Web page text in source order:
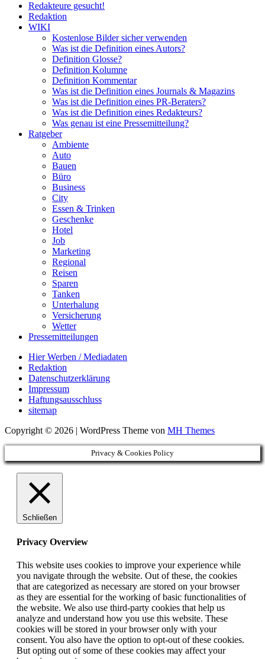
Redakteure gesucht!
Redaktion
WIKI
Kostenlose Bilder sicher verwenden
Was ist die Definition eines Autors?
Definition Glosse?
Definition Kolumne
Definition Kommentar
Was ist die Definition eines Journals & Magazins
Was ist die Definition eines PR-Beraters?
Was ist die Definition eines Redakteurs?
Was genau ist eine Pressemitteilung?
Ratgeber
Ambiente
Auto
Bauen
Büro
Business
City
Essen & Trinken
Geschenke
Hotel
Job
Marketing
Regional
Reisen
Sparen
Tanken
Unterhalung
Versicherung
Wetter
Pressemitteilungen
Hier Werben / Mediadaten
Redaktion
Datenschutzerklärung
Impressum
Haftungsausschluss
sitemap
Copyright © 2026 | WordPress Theme von MH Themes
Privacy & Cookies Policy
Schließen
Privacy Overview
This website uses cookies to improve your experience while
you navigate through the website. Out of these, the cookies
that are categorized as necessary are stored on your browser
as they are essential for the working of basic functionalities of
the website. We also use third-party cookies that help us
analyze and understand how you use this website. These
cookies will be stored in your browser only with your
consent. You also have the option to opt-out of these cookies.
But opting out of some of these cookies may affect your